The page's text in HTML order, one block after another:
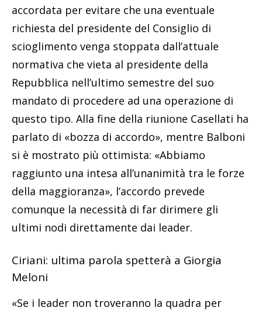
accordata per evitare che una eventuale
richiesta del presidente del Consiglio di
scioglimento venga stoppata dall’attuale
normativa che vieta al presidente della
Repubblica nell’ultimo semestre del suo
mandato di procedere ad una operazione di
questo tipo. Alla fine della riunione Casellati ha
parlato di «bozza di accordo», mentre Balboni
si è mostrato più ottimista: «Abbiamo
raggiunto una intesa all’unanimità tra le forze
della maggioranza», l’accordo prevede
comunque la necessità di far dirimere gli
ultimi nodi direttamente dai leader.
Ciriani: ultima parola spetterà a Giorgia
Meloni
«Se i leader non troveranno la quadra per